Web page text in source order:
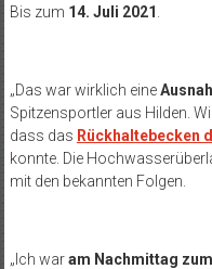
Bis zum 14. Juli 2021
„Das war wirklich eine
Spitzensportler aus Hilden.
dass das Rückhaltebecken
konnte. Die
mit den bekannten Folgen.
„Ich waram Nachmittag